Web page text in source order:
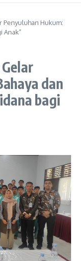
Penyuluhan Hukum:
Anak”
dan
bagi